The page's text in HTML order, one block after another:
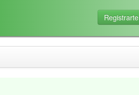
Registrarte